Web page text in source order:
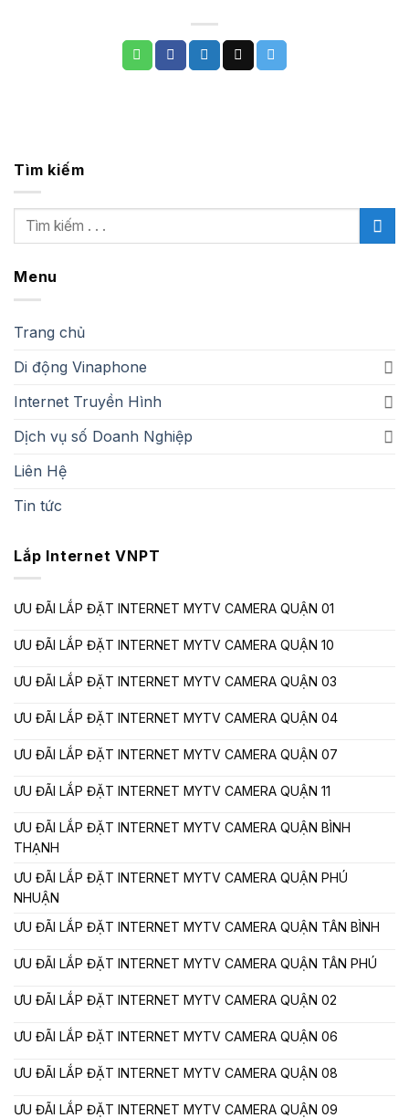
Tìm kiếm
Menu
Trang chủ
Di động Vinaphone
Internet Truyền Hình
Dịch vụ số Doanh Nghiệp
Liên Hệ
Tin tức
Lắp Internet VNPT
ƯU ĐÃI LẮP ĐẶT INTERNET MYTV CAMERA QUẬN 01
ƯU ĐÃI LẮP ĐẶT INTERNET MYTV CAMERA QUẬN 10
ƯU ĐÃI LẮP ĐẶT INTERNET MYTV CAMERA QUẬN 03
ƯU ĐÃI LẮP ĐẶT INTERNET MYTV CAMERA QUẬN 04
ƯU ĐÃI LẮP ĐẶT INTERNET MYTV CAMERA QUẬN 07
ƯU ĐÃI LẮP ĐẶT INTERNET MYTV CAMERA QUẬN 11
ƯU ĐÃI LẮP ĐẶT INTERNET MYTV CAMERA QUẬN BÌNH
THẠNH
ƯU ĐÃI LẮP ĐẶT INTERNET MYTV CAMERA QUẬN PHÚ
NHUẬN
ƯU ĐÃI LẮP ĐẶT INTERNET MYTV CAMERA QUẬN TÂN BÌNH
ƯU ĐÃI LẮP ĐẶT INTERNET MYTV CAMERA QUẬN TÂN PHÚ
ƯU ĐÃI LẮP ĐẶT INTERNET MYTV CAMERA QUẬN 02
ƯU ĐÃI LẮP ĐẶT INTERNET MYTV CAMERA QUẬN 06
ƯU ĐÃI LẮP ĐẶT INTERNET MYTV CAMERA QUẬN 08
ƯU ĐÃI LẮP ĐẶT INTERNET MYTV CAMERA QUẬN 09